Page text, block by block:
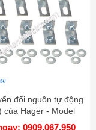
đổi nguồn tự động
của Hager - Model
HZ157
0909.067.950